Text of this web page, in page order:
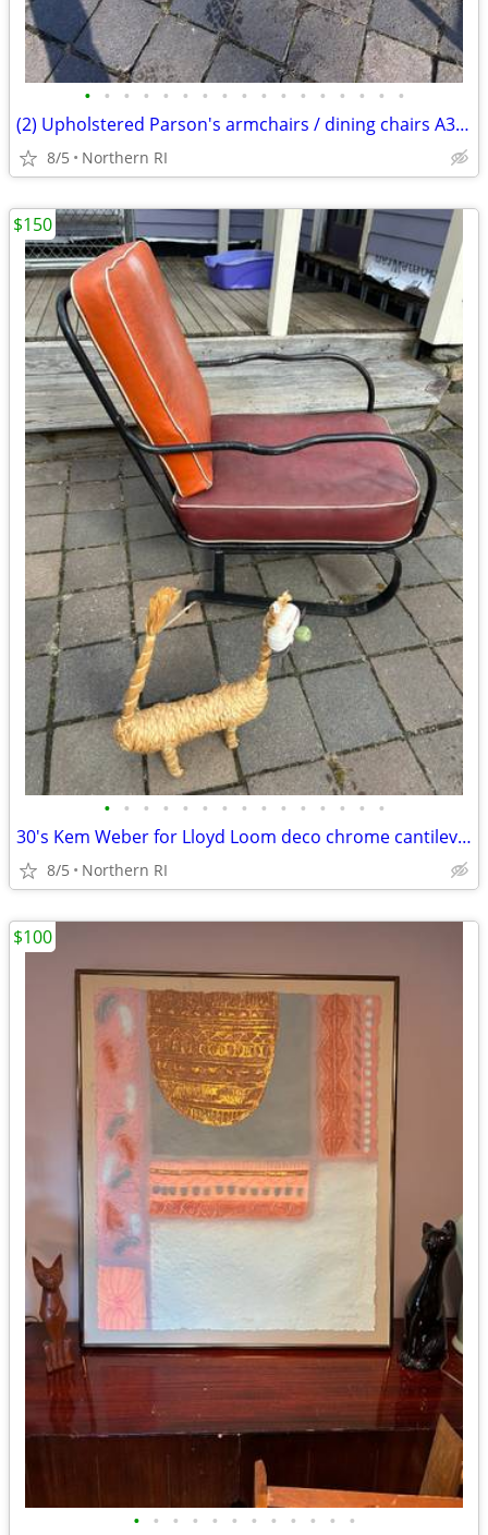
• • • • • • • • • • • • • • • • •
(2) Upholstered Parson's armchairs / dining chairs A351
8/5 Northern RI
• • • • • • • • • • • • • • •
30's Kem Weber for Lloyd Loom deco chrome cantilever lounge chair A441
8/5 Northern RI
$150
• • • • • • • • • • • •
$100